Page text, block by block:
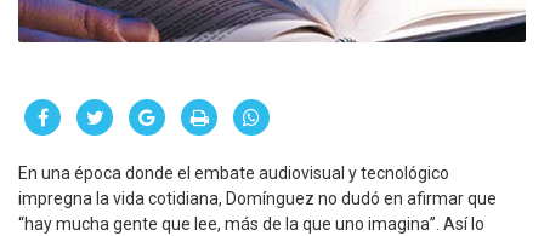
En una época donde el embate audiovisual y tecnológico
impregna la vida cotidiana, Domínguez no dudó en afirmar que
“hay mucha gente que lee, más de la que uno imagina”. Así lo